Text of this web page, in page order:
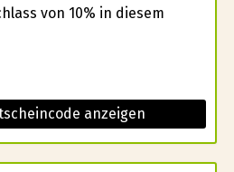
von 10% in diesem
anzeigen